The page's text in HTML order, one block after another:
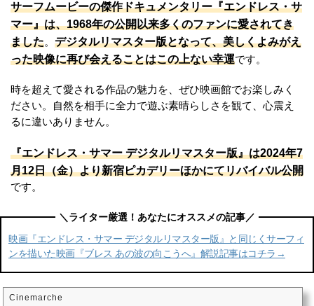
サーフムービーの傑作ドキュメンタリー『エンドレス・サ
マー』は、1968年の公開以来多くのファンに愛されてき
ました。 デジタルリマスター版となって、美しくよみがえ
った映像に再び会えることはこの上ない幸運です。
時を超えて愛される作品の魅力を、ぜひ映画館でお楽しみく
ださい。自然を相手に全力で遊ぶ素晴らしさを観て、心震え
るに違いありません。
『エンドレス・サマー デジタルリマスター版』は2024年7
月12日（金）より新宿ピカデリーほかにてリバイバル公開
です。
映画『エンドレス・サマー デジタルリマスター版』と同じくサーフィ
ンを描いた映画『ブレス あの波の向こうへ』解説記事はコチラ→
Cinemarche